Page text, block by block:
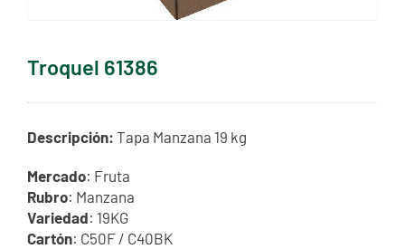
Troquel 61386
Descripción: Tapa Manzana 19 kg
Mercado: Fruta
Rubro: Manzana
Variedad: 19KG
Cartón: C50F / C40BK